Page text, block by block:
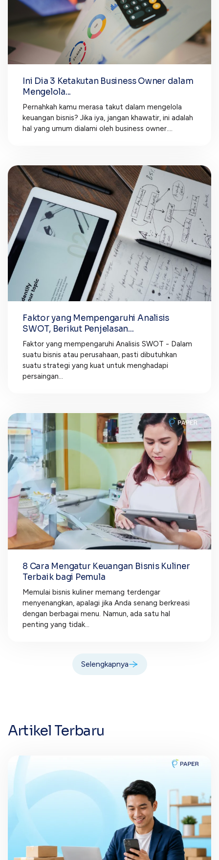
Ini Dia 3 Ketakutan Business Owner dalam
Mengelola...
Pernahkah kamu merasa takut dalam mengelola
keuangan bisnis? Jika iya, jangan khawatir, ini adalah
hal yang umum dialami oleh business owner....
Faktor yang Mempengaruhi Analisis
SWOT, Berikut Penjelasan...
Faktor yang mempengaruhi Analisis SWOT - Dalam
suatu bisnis atau perusahaan, pasti dibutuhkan
suatu strategi yang kuat untuk menghadapi
persaingan...
8 Cara Mengatur Keuangan Bisnis Kuliner
Terbaik bagi Pemula
Memulai bisnis kuliner memang terdengar
menyenangkan, apalagi jika Anda senang berkreasi
dengan berbagai menu. Namun, ada satu hal
penting yang tidak...
Selengkapnya
Artikel Terbaru